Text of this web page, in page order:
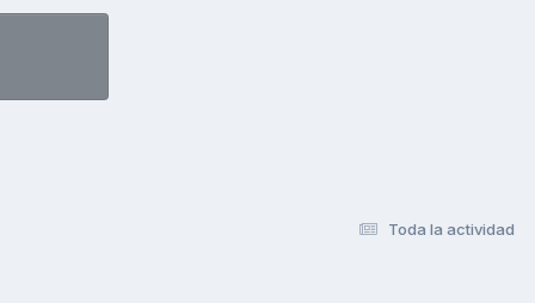
Toda la actividad